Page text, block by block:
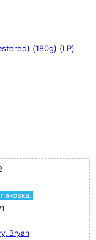
(180g) (LP)
Bryan